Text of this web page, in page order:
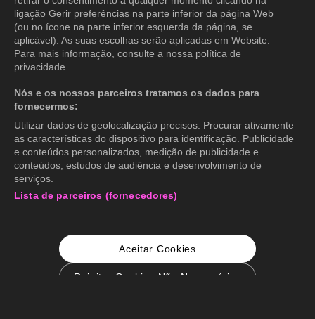
ligação Gerir preferências na parte inferior da página Web
(ou no ícone na parte inferior esquerda da página, se
aplicável). As suas escolhas serão aplicadas em Website.
Para mais informação, consulte a nossa política de
privacidade.
Nós e os nossos parceiros tratamos os dados para
fornecermos:
Utilizar dados de geolocalização precisos. Procurar ativamente
as características do dispositivo para identificação. Publicidade
e conteúdos personalizados, medição de publicidade e
conteúdos, estudos de audiência e desenvolvimento de
serviços.
Lista de parceiros (fornecedores)
Aceitar Cookies
Rejeitar Cookies Não Necessários